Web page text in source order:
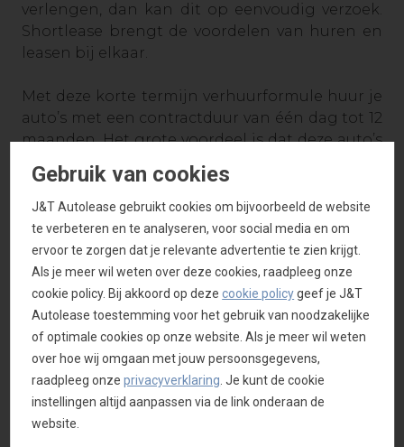
verlengen, dan kan dit op eenvoudig verzoek.
Shortlease brengt de voordelen van huren en
leasen bij elkaar.
Met deze korte termijn verhuurformule huur je
auto’s met een contractduur van één dag tot 12
maanden. Het grote voordeel is dat deze auto’s
meteen beschikbaar zijn. Wat ideaal is als je
tijdelijk extra auto’s nodig hebt. En bijzonder
interessant voor medewerkers met een
proeftijd, freelancers of interim medewerkers.
Deze auto’s kan je bovendien altijd inleveren
zonder voortijdige beëindigingskosten.
Alle korte termijn activiteiten binnen de
International Car Lease Holding, waartoe J&T
Autolease behoort, worden verzorgd door onze
zusteronderneming Van Mossel Shortlease &
Rent (afdeling van Van Mossel Autolease). Maar
ook voor vragen of aanvragen voor korte
Gebruik van cookies
J&T Autolease gebruikt cookies om bijvoorbeeld de website
te verbeteren en te analyseren, voor social media en om
ervoor te zorgen dat je relevante advertentie te zien krijgt.
Als je meer wil weten over deze cookies, raadpleeg onze
cookie policy. Bij akkoord op dezecookie policygeef je J&T
Autolease toestemming voor het gebruik van noodzakelijke
of optimale cookies op onze website. Als je meer wil weten
over hoe wij omgaan met jouw persoonsgegevens,
raadpleeg onzeprivacyverklaring . Je kunt de cookie
instellingen altijd aanpassen via de link onderaan de
website.